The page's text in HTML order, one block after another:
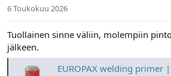
6 Toukokuu 2026
Tuollainen sinne väliin, molempiin
jälkeen.
EUROPAX welding